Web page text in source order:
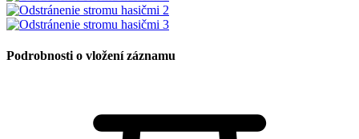
Podrobnosti o vložení záznamu